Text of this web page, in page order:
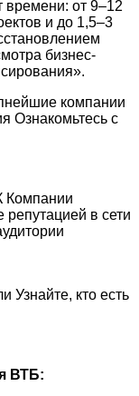
времени: от 9–12
и до 1,5–3
бизнес-
компании
Ознакомьтесь с
Компании
в сети
Узнайте, кто есть
ВТБ: